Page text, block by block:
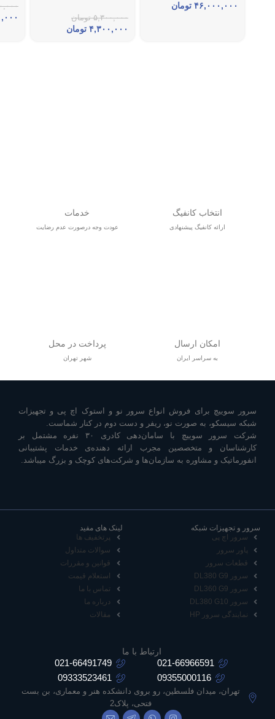
۴۶,۰۰۰,۰۰۰ تومان
۵,۳۰۰,۰۰۰ تومان
۴,۳۰۰,۰۰۰ تومان
انتخاب کانفیگ
ارائه کانفیگ پیشنهادی
خدمات
عودت وجه درصورت عدم رضایت
امکان ارسال
به سراسر ایران
پرداخت در محل
شهر تهران
سرور سوییچ برای فروش انواع سرور نو و استوک اچ پی و تجهیزات
شبکه سیسکو، به صورت نو، ریفر و دست دوم در کنار شماست.
شرکت سرور سوییچ با سامان‌دهی کادری ۳۰ نفره مشتمل بر
کارشناسان و متخصصین مجرب ارائه دهنده‌ی خدمات پشتیبانی
انفورماتیک و مشاوره به سازمان‌ها و شرکت‌های کوچک و بزرگ میباشد.
سرور و تجهیزات شبکه
سرور اچ پی
پاور سرور
قطعات سرور
سرور DL380 G9
سرور DL360 G9
سرور DL380 G10
نمایندگی سرور HP
لینک های مفید
پرتخفیف ها
سوالات متداول
قوانین و مقررات
استعلام قیمت
تماس با ما
درباره ما
مقالات
ارتباط با ما
021-66966591
021-66491749
09355000116
09333523461
تهران، میدان فلسطین، رو بروی دانشکده هنر و معماری، بن بست
فتحی، پلاک2